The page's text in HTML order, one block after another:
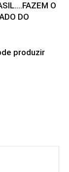
O
DO
produzir